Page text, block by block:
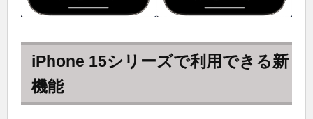
iPhone 15シリーズで利用できる新
機能